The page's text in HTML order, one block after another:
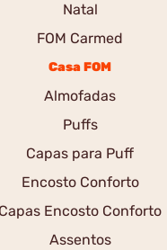
Natal
FOM Carmed
Casa FOM
Almofadas
Puffs
Capas para Puff
Encosto Conforto
Capas Encosto Conforto
Assentos